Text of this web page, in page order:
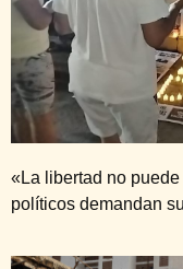
«La libertad no
políticos demandan